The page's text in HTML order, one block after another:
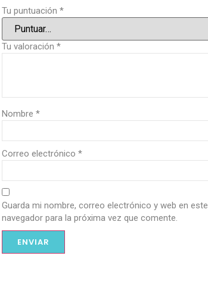
Tu puntuación *
Tu valoración *
Nombre *
Correo electrónico *
Guarda mi nombre, correo electrónico y web en este
navegador para la próxima vez que comente.